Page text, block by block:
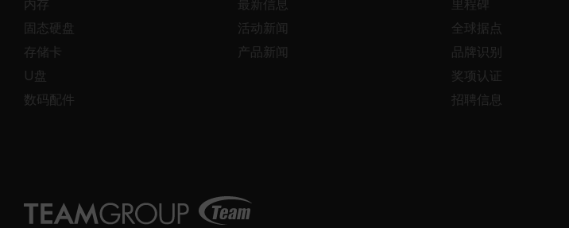
内存
固态硬盘
存储卡
U盘
数码配件
最新信息
活动新闻
产品新闻
里程碑
全球据点
品牌识别
奖项认证
招聘信息